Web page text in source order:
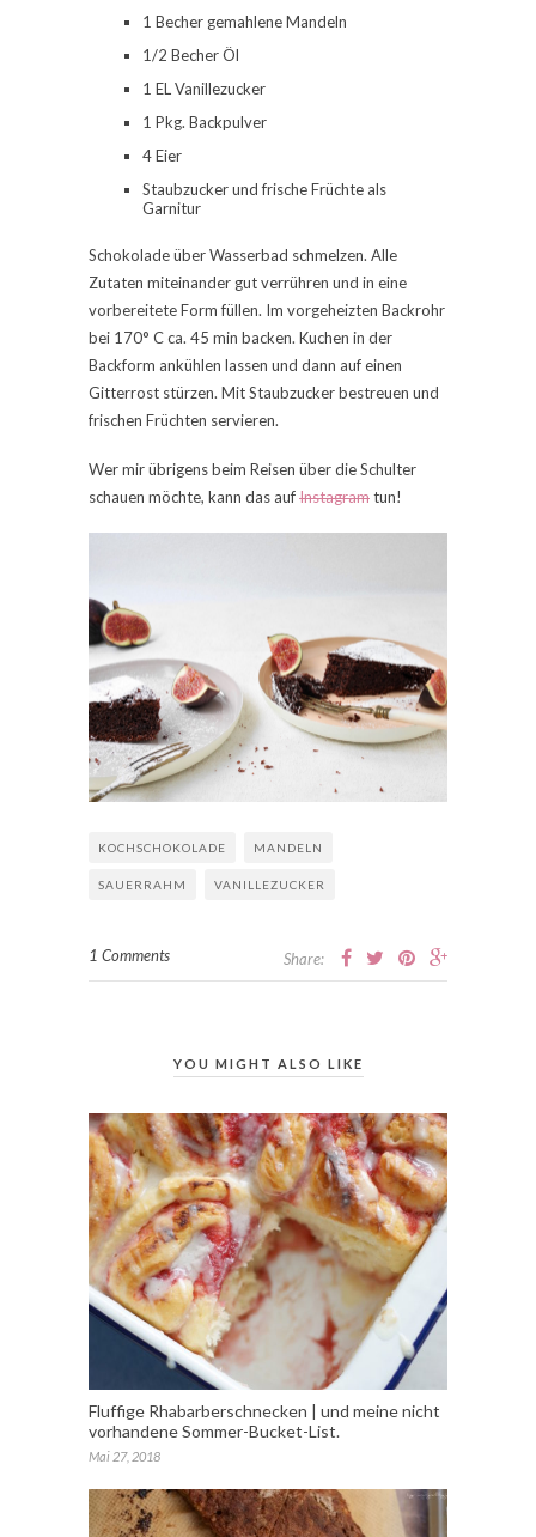
1 Becher gemahlene Mandeln
1/2 Becher Öl
1 EL Vanillezucker
1 Pkg. Backpulver
4 Eier
Staubzucker und frische Früchte als
Garnitur
Schokolade über Wasserbad schmelzen. Alle
Zutaten miteinander gut verrühren und in eine
vorbereitete Form füllen. Im vorgeheizten Backrohr
bei 170° C ca. 45 min backen. Kuchen in der
Backform ankühlen lassen und dann auf einen
Gitterrost stürzen. Mit Staubzucker bestreuen und
frischen Früchten servieren.
Wer mir übrigens beim Reisen über die Schulter
schauen möchte, kann das aufInstagramtun!
KOCHSCHOKOLADE MANDELN
SAUERRAHM VANILLEZUCKER
1 Comments Share:
YOU MIGHT ALSO LIKE
Fluffige Rhabarberschnecken | und meine nicht
vorhandene Sommer-Bucket-List.
Mai 27, 2018